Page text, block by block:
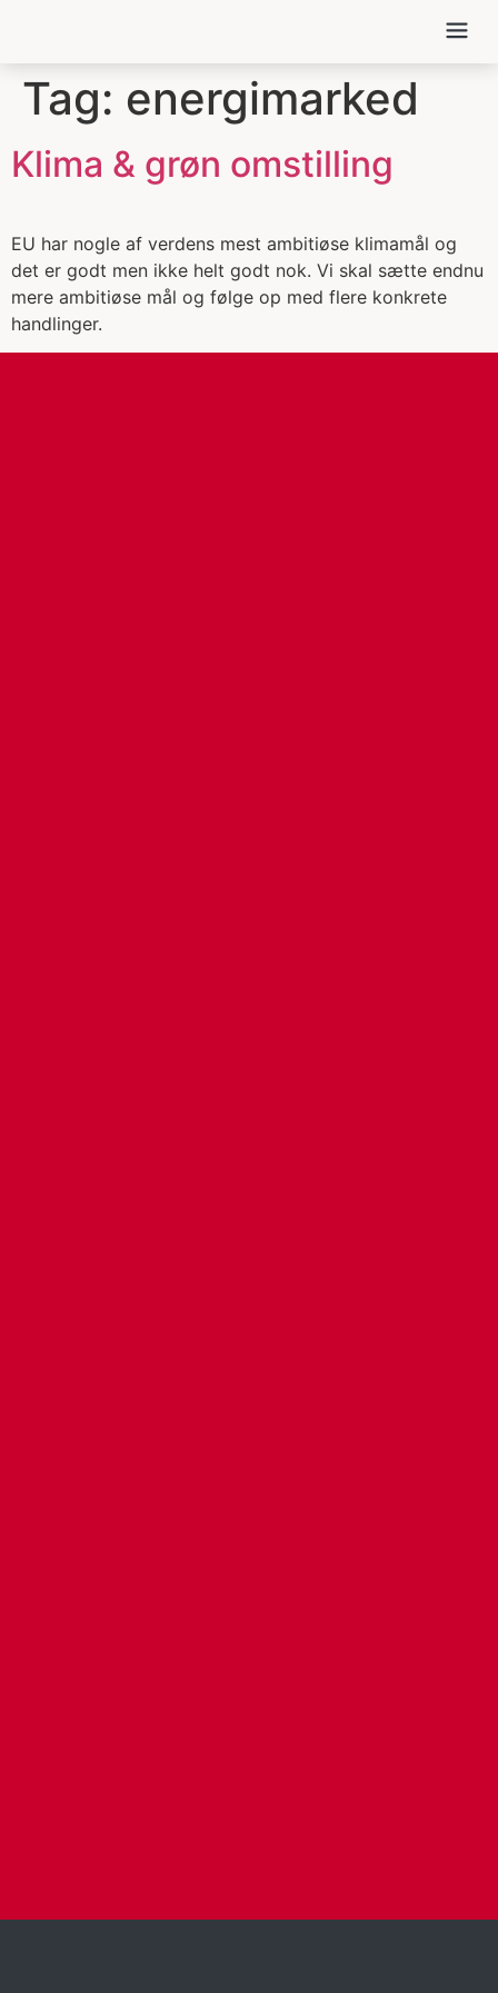
Tag: energimarked
Klima & grøn omstilling
EU har nogle af verdens mest ambitiøse klimamål og
det er godt men ikke helt godt nok. Vi skal sætte endnu
mere ambitiøse mål og følge op med flere konkrete
handlinger.